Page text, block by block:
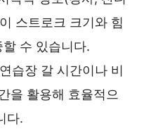
스트로크 크기와 힘
수 있습니다.
연습장 갈 시간이나 비
을 활용해 효율적으
다.